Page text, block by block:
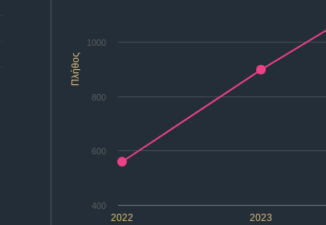
Πλήθος
2022 2023
400
600
800
1000